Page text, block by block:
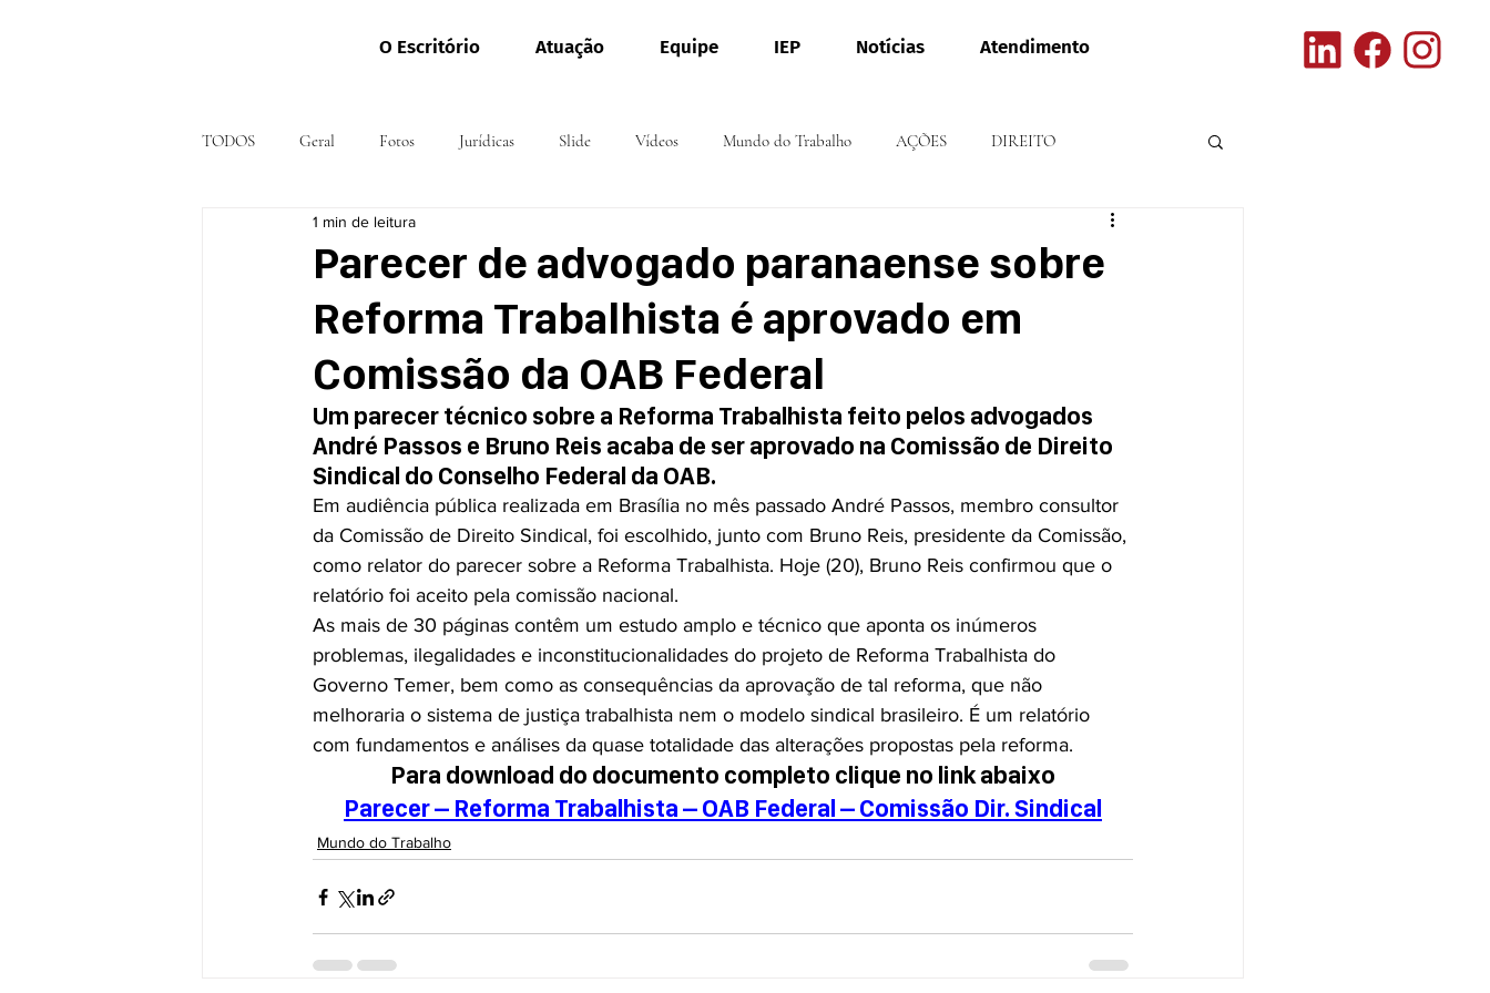
O Escritório Atuação Equipe IEP Notícias Atendimento
TODOS Geral Fotos Jurídicas Slide Vídeos Mundo do Trabalho AÇÕES DIREITO
Parecer de advogado paranaense sobre
Reforma Trabalhista é aprovado em
Comissão da OAB Federal
1 min de leitura
Um parecer técnico sobre a Reforma Trabalhista feito pelos advogados
André Passos e Bruno Reis acaba de ser aprovado na Comissão de Direito
Sindical do Conselho Federal da OAB.
Em audiência pública realizada em Brasília no mês passado André Passos, membro consultor
da Comissão de Direito Sindical, foi escolhido, junto com Bruno Reis, presidente da Comissão,
como relator do parecer sobre a Reforma Trabalhista. Hoje (20), Bruno Reis confirmou que o
relatório foi aceito pela comissão nacional.
As mais de 30 páginas contêm um estudo amplo e técnico que aponta os inúmeros
problemas, ilegalidades e inconstitucionalidades do projeto de Reforma Trabalhista do
Governo Temer, bem como as consequências da aprovação de tal reforma, que não
melhoraria o sistema de justiça trabalhista nem o modelo sindical brasileiro. É um relatório
com fundamentos e análises da quase totalidade das alterações propostas pela reforma.
Para download do documento completo clique no link abaixo
Parecer – Reforma Trabalhista – OAB Federal – Comissão Dir. Sindical
Mundo do Trabalho